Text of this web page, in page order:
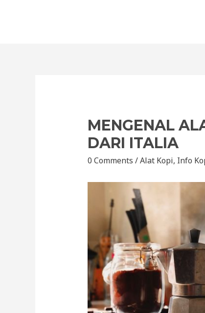
MENGENAL
DARI ITALIA
0 Comments /Alat Kopi, Info